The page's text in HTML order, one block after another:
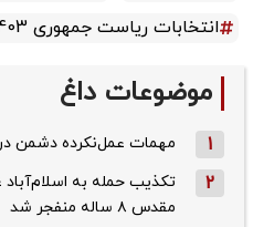
انتخابات ریاست جمهوری 1403
موضوعات داغ
1 مهمات عمل‌نکرده دشمن
2
تکذیب حمله به
مقدس ۸ ساله منفجر شد